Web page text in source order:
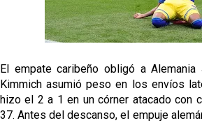
El empate caribeño obligó a
Kimmich asumió peso en los envíos
hizo el 2 a 1 en un córner atacado con
37. Antes del descanso, el empuje